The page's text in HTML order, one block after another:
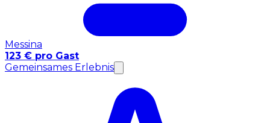
Messina
123 € pro Gast
Gemeinsames Erlebnis